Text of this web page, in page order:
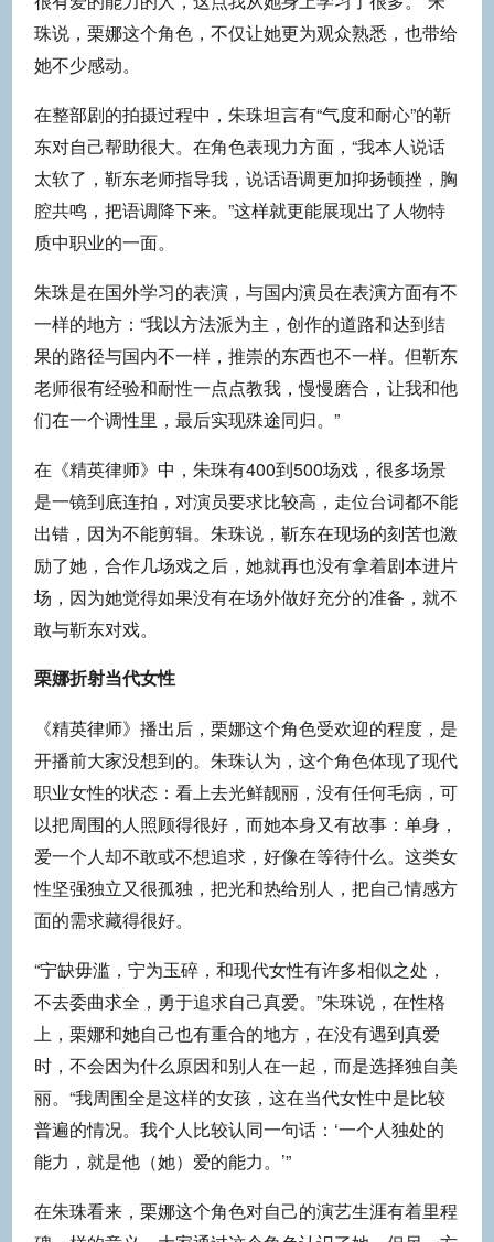
珠说，栗娜这个角色，不仅让她更为观众熟悉，也带给
她不少感动。
在整部剧的拍摄过程中，朱珠坦言有“气度和耐心”的靳
东对自己帮助很大。在角色表现力方面，“我本人说话
太软了，靳东老师指导我，说话语调更加抑扬顿挫，胸
腔共鸣，把语调降下来。”这样就更能展现出了人物特
质中职业的一面。
朱珠是在国外学习的表演，与国内演员在表演方面有不
一样的地方：“我以方法派为主，创作的道路和达到结
果的路径与国内不一样，推崇的东西也不一样。但靳东
老师很有经验和耐性一点点教我，慢慢磨合，让我和他
们在一个调性里，最后实现殊途同归。”
在《精英律师》中，朱珠有400到500场戏，很多场景
是一镜到底连拍，对演员要求比较高，走位台词都不能
出错，因为不能剪辑。朱珠说，靳东在现场的刻苦也激
励了她，合作几场戏之后，她就再也没有拿着剧本进片
场，因为她觉得如果没有在场外做好充分的准备，就不
敢与靳东对戏。
栗娜折射当代女性
《精英律师》播出后，栗娜这个角色受欢迎的程度，是
开播前大家没想到的。朱珠认为，这个角色体现了现代
职业女性的状态：看上去光鲜靓丽，没有任何毛病，可
以把周围的人照顾得很好，而她本身又有故事：单身，
爱一个人却不敢或不想追求，好像在等待什么。这类女
性坚强独立又很孤独，把光和热给别人，把自己情感方
面的需求藏得很好。
“宁缺毋滥，宁为玉碎，和现代女性有许多相似之处，
不去委曲求全，勇于追求自己真爱。”朱珠说，在性格
上，栗娜和她自己也有重合的地方，在没有遇到真爱
时，不会因为什么原因和别人在一起，而是选择独自美
丽。“我周围全是这样的女孩，这在当代女性中是比较
普遍的情况。我个人比较认同一句话：‘一个人独处的
能力，就是他（她）爱的能力。’”
在朱珠看来，栗娜这个角色对自己的演艺生涯有着里程